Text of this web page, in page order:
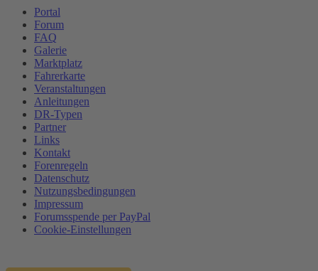
Portal
Forum
FAQ
Galerie
Marktplatz
Fahrerkarte
Veranstaltungen
Anleitungen
DR-Typen
Partner
Links
Kontakt
Forenregeln
Datenschutz
Nutzungsbedingungen
Impressum
Forumsspende per PayPal
Cookie-Einstellungen